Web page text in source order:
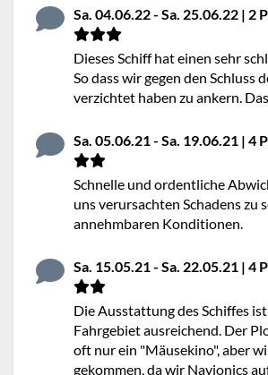
Sa. 04.06.22 - Sa. 25.06.22 | 2
Dieses Schiff hat einen sehr
So dass wir gegen den Schluss
verzichtet haben zu ankern.
Sa. 05.06.21 - Sa. 19.06.21 | 4
Schnelle und ordentliche
uns verursachten Schadens zu
annehmbaren Konditionen.
Sa. 15.05.21 - Sa. 22.05.21 | 4
Die Ausstattung des Schiffes
Fahrgebiet ausreichend. Der
oft nur ein "Mäusekino", aber
gekommen, da wir Navionics